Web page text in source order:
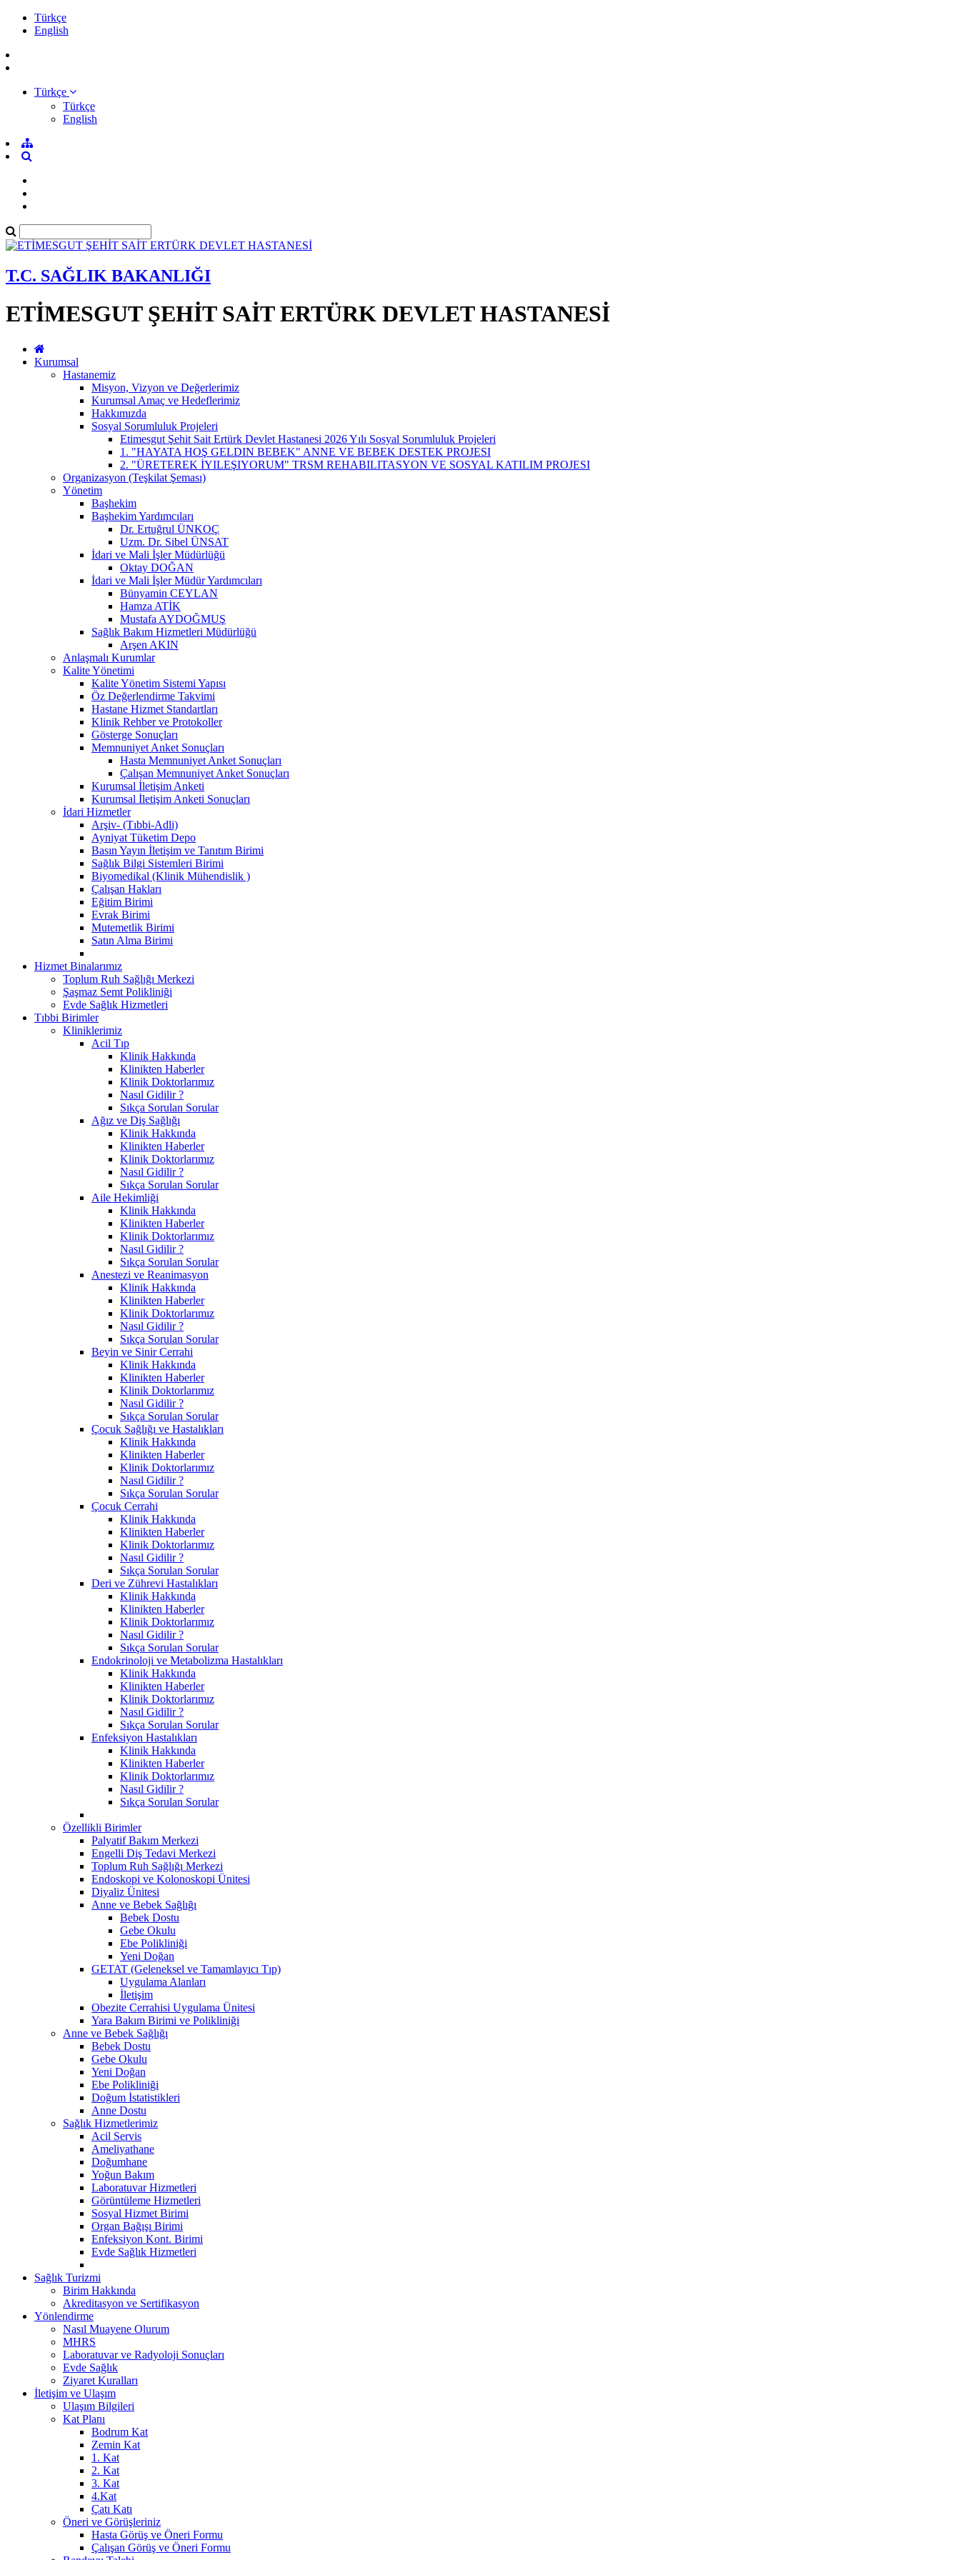
Türkçe
English
Türkçe
Türkçe
English
T.C. SAĞLIK BAKANLIĞI
ETİMESGUT ŞEHİT SAİT ERTÜRK DEVLET HASTANESİ
Kurumsal
Hastanemiz
Misyon, Vizyon ve Değerlerimiz
Kurumsal Amaç ve Hedeflerimiz
Hakkımızda
Sosyal Sorumluluk Projeleri
Etimesgut Şehit Sait Ertürk Devlet Hastanesi 2026 Yılı Sosyal Sorumluluk Projeleri
1. "HAYATA HOŞ GELDIN BEBEK" ANNE VE BEBEK DESTEK PROJESI
2. "ÜRETEREK İYILEŞIYORUM" TRSM REHABILITASYON VE SOSYAL KATILIM PROJESI
Organizasyon (Teşkilat Şeması)
Yönetim
Başhekim
Başhekim Yardımcıları
Dr. Ertuğrul ÜNKOÇ
Uzm. Dr. Sibel ÜNSAT
İdari ve Mali İşler Müdürlüğü
Oktay DOĞAN
İdari ve Mali İşler Müdür Yardımcıları
Bünyamin CEYLAN
Hamza ATİK
Mustafa AYDOĞMUŞ
Sağlık Bakım Hizmetleri Müdürlüğü
Arşen AKIN
Anlaşmalı Kurumlar
Kalite Yönetimi
Kalite Yönetim Sistemi Yapısı
Öz Değerlendirme Takvimi
Hastane Hizmet Standartları
Klinik Rehber ve Protokoller
Gösterge Sonuçları
Memnuniyet Anket Sonuçları
Hasta Memnuniyet Anket Sonuçları
Çalışan Memnuniyet Anket Sonuçları
Kurumsal İletişim Anketi
Kurumsal İletişim Anketi Sonuçları
İdari Hizmetler
Arşiv- (Tıbbi-Adli)
Ayniyat Tüketim Depo
Basın Yayın İletişim ve Tanıtım Birimi
Sağlık Bilgi Sistemleri Birimi
Biyomedikal (Klinik Mühendislik )
Çalışan Hakları
Eğitim Birimi
Evrak Birimi
Mutemetlik Birimi
Satın Alma Birimi
Hizmet Binalarımız
Toplum Ruh Sağlığı Merkezi
Şaşmaz Semt Polikliniği
Evde Sağlık Hizmetleri
Tıbbi Birimler
Kliniklerimiz
Acil Tıp
Klinik Hakkında
Klinikten Haberler
Klinik Doktorlarımız
Nasıl Gidilir ?
Sıkça Sorulan Sorular
Ağız ve Diş Sağlığı
Klinik Hakkında
Klinikten Haberler
Klinik Doktorlarımız
Nasıl Gidilir ?
Sıkça Sorulan Sorular
Aile Hekimliği
Klinik Hakkında
Klinikten Haberler
Klinik Doktorlarımız
Nasıl Gidilir ?
Sıkça Sorulan Sorular
Anestezi ve Reanimasyon
Klinik Hakkında
Klinikten Haberler
Klinik Doktorlarımız
Nasıl Gidilir ?
Sıkça Sorulan Sorular
Beyin ve Sinir Cerrahi
Klinik Hakkında
Klinikten Haberler
Klinik Doktorlarımız
Nasıl Gidilir ?
Sıkça Sorulan Sorular
Çocuk Sağlığı ve Hastalıkları
Klinik Hakkında
Klinikten Haberler
Klinik Doktorlarımız
Nasıl Gidilir ?
Sıkça Sorulan Sorular
Çocuk Cerrahi
Klinik Hakkında
Klinikten Haberler
Klinik Doktorlarımız
Nasıl Gidilir ?
Sıkça Sorulan Sorular
Deri ve Zührevi Hastalıkları
Klinik Hakkında
Klinikten Haberler
Klinik Doktorlarımız
Nasıl Gidilir ?
Sıkça Sorulan Sorular
Endokrinoloji ve Metabolizma Hastalıkları
Klinik Hakkında
Klinikten Haberler
Klinik Doktorlarımız
Nasıl Gidilir ?
Sıkça Sorulan Sorular
Enfeksiyon Hastalıkları
Klinik Hakkında
Klinikten Haberler
Klinik Doktorlarımız
Nasıl Gidilir ?
Sıkça Sorulan Sorular
Özellikli Birimler
Palyatif Bakım Merkezi
Engelli Diş Tedavi Merkezi
Toplum Ruh Sağlığı Merkezi
Endoskopi ve Kolonoskopi Ünitesi
Diyaliz Ünitesi
Anne ve Bebek Sağlığı
Bebek Dostu
Gebe Okulu
Ebe Polikliniği
Yeni Doğan
GETAT (Geleneksel ve Tamamlayıcı Tıp)
Uygulama Alanları
İletişim
Obezite Cerrahisi Uygulama Ünitesi
Yara Bakım Birimi ve Polikliniği
Anne ve Bebek Sağlığı
Bebek Dostu
Gebe Okulu
Yeni Doğan
Ebe Polikliniği
Doğum İstatistikleri
Anne Dostu
Sağlık Hizmetlerimiz
Acil Servis
Ameliyathane
Doğumhane
Yoğun Bakım
Laboratuvar Hizmetleri
Görüntüleme Hizmetleri
Sosyal Hizmet Birimi
Organ Bağışı Birimi
Enfeksiyon Kont. Birimi
Evde Sağlık Hizmetleri
Sağlık Turizmi
Birim Hakkında
Akreditasyon ve Sertifikasyon
Yönlendirme
Nasıl Muayene Olurum
MHRS
Laboratuvar ve Radyoloji Sonuçları
Evde Sağlık
Ziyaret Kuralları
İletişim ve Ulaşım
Ulaşım Bilgileri
Kat Planı
Bodrum Kat
Zemin Kat
1. Kat
2. Kat
3. Kat
4.Kat
Çatı Katı
Öneri ve Görüşleriniz
Hasta Görüş ve Öneri Formu
Çalışan Görüş ve Öneri Formu